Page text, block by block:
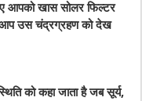
आपको खास सोलर फिल्टर
आप उस चंद्रग्रहण को देख
को कहा जाता है जब सूर्य,